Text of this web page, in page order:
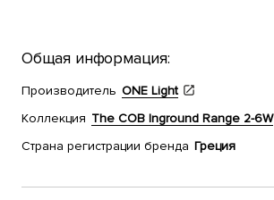
Общая информация:
Производитель ONE Light
Коллекция The COB Inground Range 2-6W
Страна регистрации бренда Греция